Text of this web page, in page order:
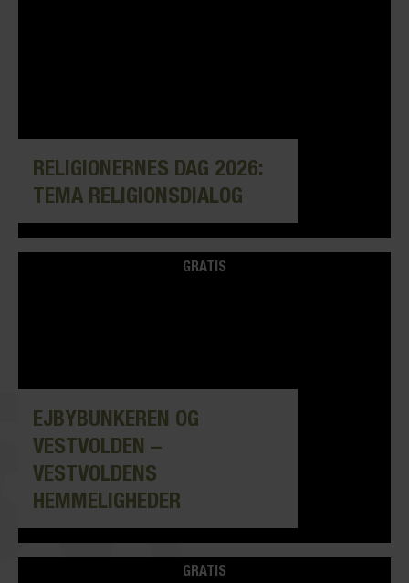
RELIGIONERNES DAG 2026:
TEMA RELIGIONSDIALOG
GRATIS
EJBYBUNKEREN OG
VESTVOLDEN –
VESTVOLDENS
HEMMELIGHEDER
GRATIS